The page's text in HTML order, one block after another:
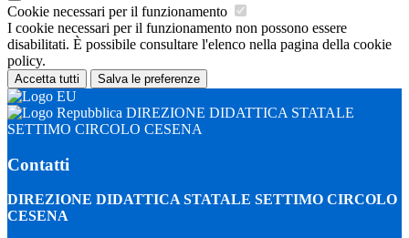
Cookie necessari per il funzionamento
I cookie necessari per il funzionamento non possono essere
disabilitati. È possibile consultare l'elenco nella pagina della cookie
policy.
Accetta tutti Salva le preferenze
DIREZIONE DIDATTICA STATALE
SETTIMO CIRCOLO CESENA
Contatti
DIREZIONE DIDATTICA STATALE SETTIMO CIRCOLO
CESENA